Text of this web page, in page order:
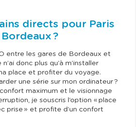
directs pour Paris
?
entre les gares de Bordeaux et
donc plus qu’à m’installer
place et profiter du voyage.
une série sur mon ordinateur ?
maximum et le visionnage
je souscris l’option « place
prise » et profite d’un confort